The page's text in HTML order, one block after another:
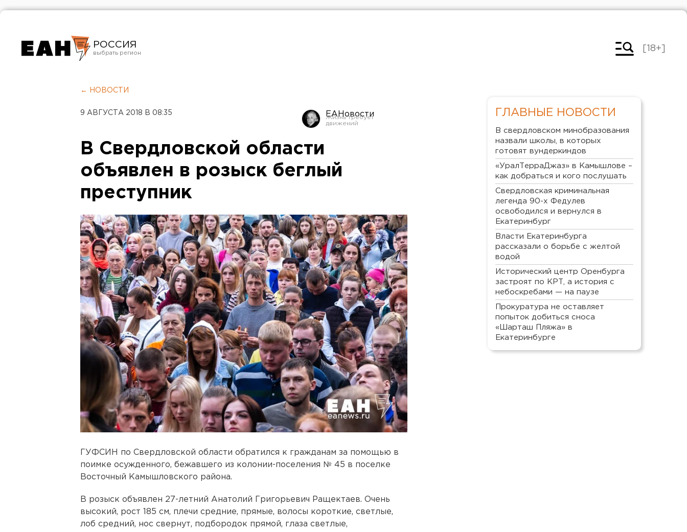
РОССИЯ
Челябинск
[18+]
← НОВОСТИ
9 АВГУСТА 2018 В 08:35 ЕАНовости
В Свердловской области
объявлен в розыск беглый
преступник
ГУФСИН по Свердловской области обратился к гражданам за помощью в
поимке осужденного, бежавшего из колонии-поселения № 45 в поселке
Восточный Камышловского района.
В розыск объявлен 27-летний Анатолий Григорьевич Ращектаев. Очень
высокий, рост 185 см, плечи средние, прямые, волосы короткие, светлые,
лоб средний, нос свернут, подбородок прямой, глаза светлые,
ГЛАВНЫЕ НОВОСТИ
В свердловском минобразования
назвали школы, в которых
готовят вундеркиндов
«УралТерраДжаз» в Камышлове –
как добраться и кого послушать
Свердловская криминальная
легенда 90-х Федулев
освободился и вернулся в
Екатеринбург
Власти Екатеринбурга
рассказали о борьбе с желтой
водой
Исторический центр Оренбурга
застроят по КРТ, а история с
небоскребами — на паузе
Прокуратура не оставляет
попыток добиться сноса
«Шарташ Пляжа» в
Екатеринбурге